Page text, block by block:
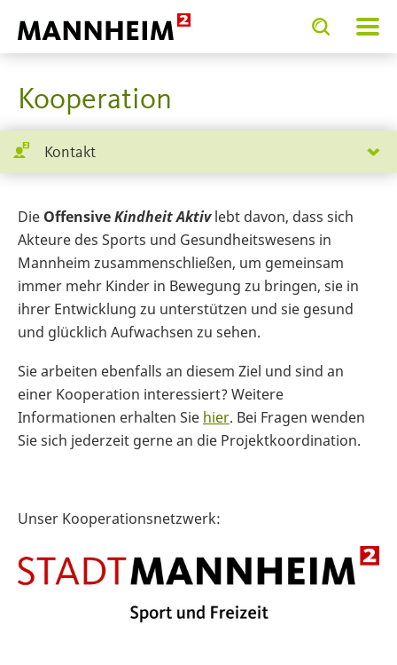
Toggle
search
input
Toggle
search
input
Kooperation
Kontakt
Die OffensiveKindheit Aktivlebt davon, dass sich
Akteure des Sports und Gesundheitswesens in
Mannheim zusammenschließen, um gemeinsam
immer mehr Kinder in Bewegung zu bringen, sie in
ihrer Entwicklung zu unterstützen und sie gesund
und glücklich Aufwachsen zu sehen.
Sie arbeiten ebenfalls an diesem Ziel und sind an
einer Kooperation interessiert? Weitere
Informationen erhalten Sie hier. Bei Fragen wenden
Sie sich jederzeit gerne an die Projektkoordination.
Unser Kooperationsnetzwerk: